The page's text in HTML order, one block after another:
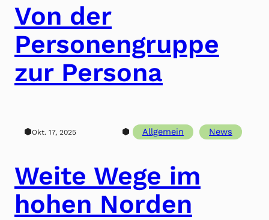
Von der
Personengruppe
zur Persona
⬢Okt. 17, 2025 ⬢ Allgemein News
Weite Wege im
hohen Norden